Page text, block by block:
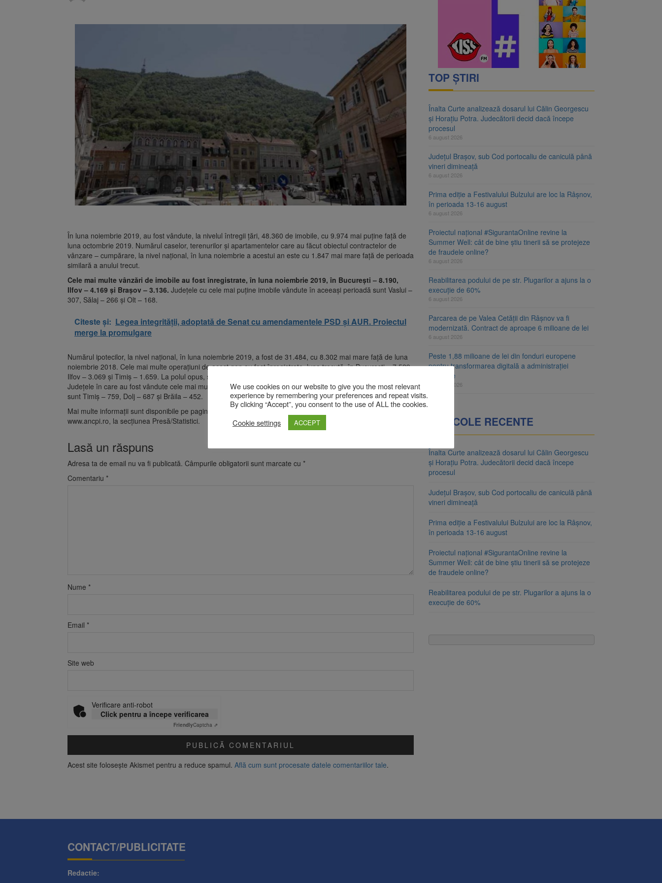
6 august 2026
Înalta Curte analizează dosarul lui Călin Georgescu și Horațiu Potra. Judecătorii decid dacă începe
În luna noiembrie 2019, au fost vândute, la nivelul întregii ţări, 48.360 de imobile, cu 9.974 mai puţine faţă de
luna octombrie 2019. Numărul caselor, terenurilor şi apartamentelor care au făcut obiectul contractelor de
vânzare – cumpărare, la nivel naţional, în luna noiembrie a acestui an este cu 1.847 mai mare faţă de perioada
similară a anului trecut.
Cele mai multe vânzări de imobile au fost înregistrate, în luna noiembrie 2019, în Bucureşti – 8.190,
Ilfov – 4.169 şi Braşov – 3.136. Judeţele cu cele mai puţine imobile vândute în aceeaşi perioadă sunt Vaslui –
307, Sălaj – 266 şi Olt – 168.
Citeste și: Legea integrității, adoptată de Senat cu amendamentele PSD și AUR. Proiectul
merge la promulgare
Numărul ipotecilor, la nivel naţional, în luna noiembrie 2019, a fost de 31.484, cu 8.302 mai mare faţă de luna
noiembrie 2018. Cele mai multe operaţiuni de acest gen au fost înregistrate, luna trecută, în Bucureşti – 7.529,
Ilfov – 3.069 şi Timiş – 1.659. La polul opus, se află judeţele Caraş Severin – 96, Gorj – 69 şi Harghita – 68.
Judeţele în care au fost vândute cele mai multe terenuri agricole în cea de-a unsprezecea lună a anului 2019
sunt Timiş – 759, Dolj – 687 şi Brăila – 452.
Mai multe informaţii sunt disponibile pe pagina web a Agenţiei Naţionale de Cadastru şi Publicitate Imobiliară,
www.ancpi.ro, la secţiunea Presă/Statistici.
Lasă un răspuns
Adresa ta de email nu va fi publicată. Câmpurile obligatorii sunt marcate cu *
Comentariu *
Nume *
Email *
Site web
Verificare anti-robot
Click pentru a începe verificarea
FriendlyCaptcha ⇗
Acest site folosește Akismet pentru a reduce spamul. Află cum sunt procesate datele comentariilor tale.
TOP ȘTIRI
Înalta Curte analizează dosarul lui Călin Georgescu
și Horațiu Potra. Judecătorii decid dacă începe
procesul
6 august 2026
Județul Brașov, sub Cod portocaliu de caniculă până
vineri dimineață
6 august 2026
Prima ediție a Festivalului Bulzului are loc la Râșnov,
în perioada 13-16 august
6 august 2026
Proiectul național #SigurantaOnline revine la
Summer Well: cât de bine știu tinerii să se protejeze
de fraudele online?
6 august 2026
Reabilitarea podului de pe str. Plugarilor a ajuns la o
execuție de 60%
6 august 2026
Parcarea de pe Valea Cetății din Râșnov va fi
modernizată. Contract de aproape 6 milioane de lei
6 august 2026
Peste 1,88 milioane de lei din fonduri europene
pentru transformarea digitală a administrației
județene
6 august 2026
ARTICOLE RECENTE
Înalta Curte analizează dosarul lui Călin Georgescu
și Horațiu Potra. Judecătorii decid dacă începe
procesul
Județul Brașov, sub Cod portocaliu de caniculă până
vineri dimineață
Prima ediție a Festivalului Bulzului are loc la Râșnov,
în perioada 13-16 august
Proiectul național #SigurantaOnline revine la
Summer Well: cât de bine știu tinerii să se protejeze
de fraudele online?
Reabilitarea podului de pe str. Plugarilor a ajuns la o
execuție de 60%
CONTACT/PUBLICITATE
Redactie:
We use cookies on our website to give you the most relevant
experience by remembering your preferences and repeat visits.
By clicking “Accept”, you consent to the use of ALL the cookies.
Cookie settings
ACCEPT